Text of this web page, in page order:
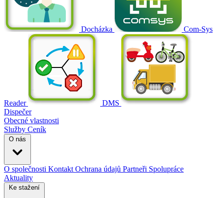
Docházka Com-Sys
Reader
DMS
Dispečer
Obecné vlastnosti
Služby Ceník
O nás
O společnosti Kontakt Ochrana údajů Partneři Spolupráce
Aktuality
Ke stažení